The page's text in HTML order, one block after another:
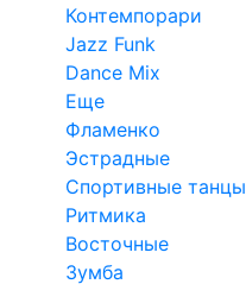
Контемпорари
Jazz Funk
Dance Mix
Еще
Фламенко
Эстрадные
Спортивные танцы
Ритмика
Восточные
Зумба